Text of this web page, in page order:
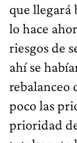
que llegará
lo hace
riesgos de
ahí se
rebalanceo
poco las
prioridad